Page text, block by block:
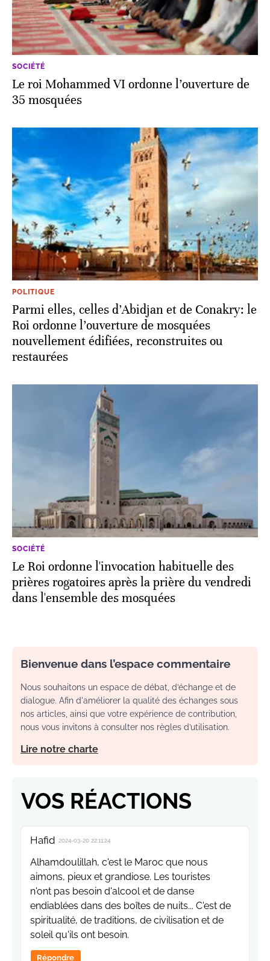
SOCIÉTÉ
Le roi Mohammed VI ordonne l’ouverture de
35 mosquées
POLITIQUE
Parmi elles, celles d’Abidjan et de Conakry: le
Roi ordonne l’ouverture de mosquées
nouvellement édifiées, reconstruites ou
restaurées
SOCIÉTÉ
Le Roi ordonne l'invocation habituelle des
prières rogatoires après la prière du vendredi
dans l'ensemble des mosquées
Bienvenue dans l’espace commentaire
Nous souhaitons un espace de débat, d’échange et de
dialogue. Afin d'améliorer la qualité des échanges sous
nos articles, ainsi que votre expérience de contribution,
nous vous invitons à consulter nos règles d’utilisation.
Lire notre charte
VOS RÉACTIONS
Hafid 2024-03-20 22:11:24
Alhamdoulillah, c'est le Maroc que nous
aimons, pieux et grandiose. Les touristes
n'ont pas besoin d'alcool et de danse
endiablées dans des boîtes de nuits... C'est de
spiritualité, de traditions, de civilisation et de
soleil qu'ils ont besoin.
Répondre